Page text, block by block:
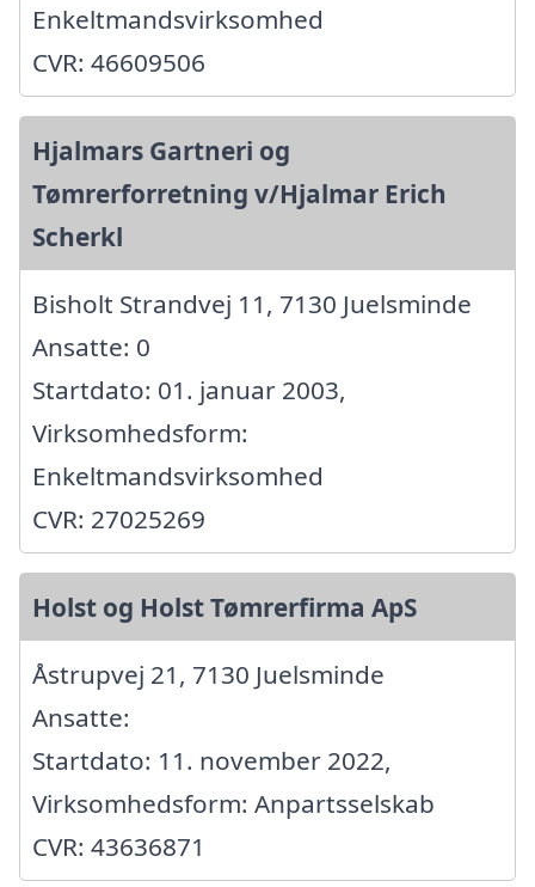
Enkeltmandsvirksomhed
CVR: 46609506
Hjalmars Gartneri og
Tømrerforretning v/Hjalmar Erich
Scherkl
Bisholt Strandvej 11, 7130 Juelsminde
Ansatte: 0
Startdato: 01. januar 2003,
Virksomhedsform:
Enkeltmandsvirksomhed
CVR: 27025269
Holst og Holst Tømrerfirma ApS
Åstrupvej 21, 7130 Juelsminde
Ansatte:
Startdato: 11. november 2022,
Virksomhedsform: Anpartsselskab
CVR: 43636871